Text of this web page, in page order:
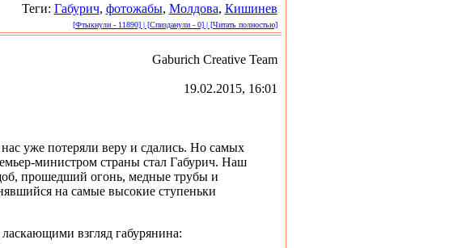
Теги: Габурич, фотожабы, Молдова, Кишинев
[Фтыкнули - 11890] | [Спизданули - 0] | [Читать полностью]
Gaburich Creative Team
19.02.2015, 16:01
уже потеряли веру и сдались. Но самых
министром страны стал Габурич. Наш
прошедший огонь, медные трубы и
на самые высокие ступеньки
взгляд габурянина: